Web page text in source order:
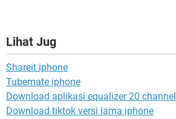
Lihat Jug
Shareit iphone
Tubemate iphone
Download aplikasi equalizer 20 channel
Download tiktok versi lama iphone